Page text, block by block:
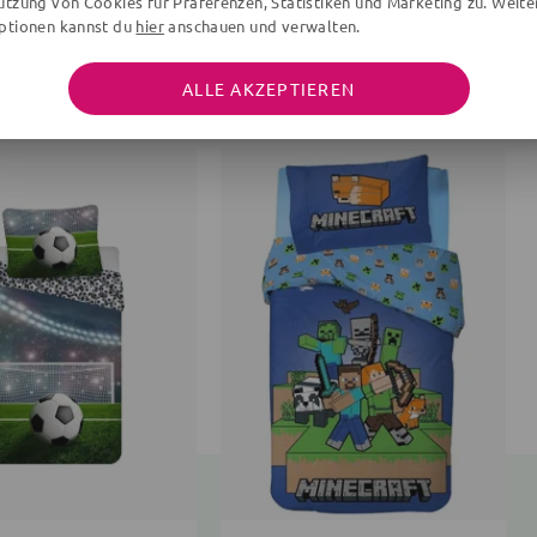
DAS WIRST DU LIEBEN
kannst du hieranschauen und verwalten.
ALLE AKZEPTIEREN